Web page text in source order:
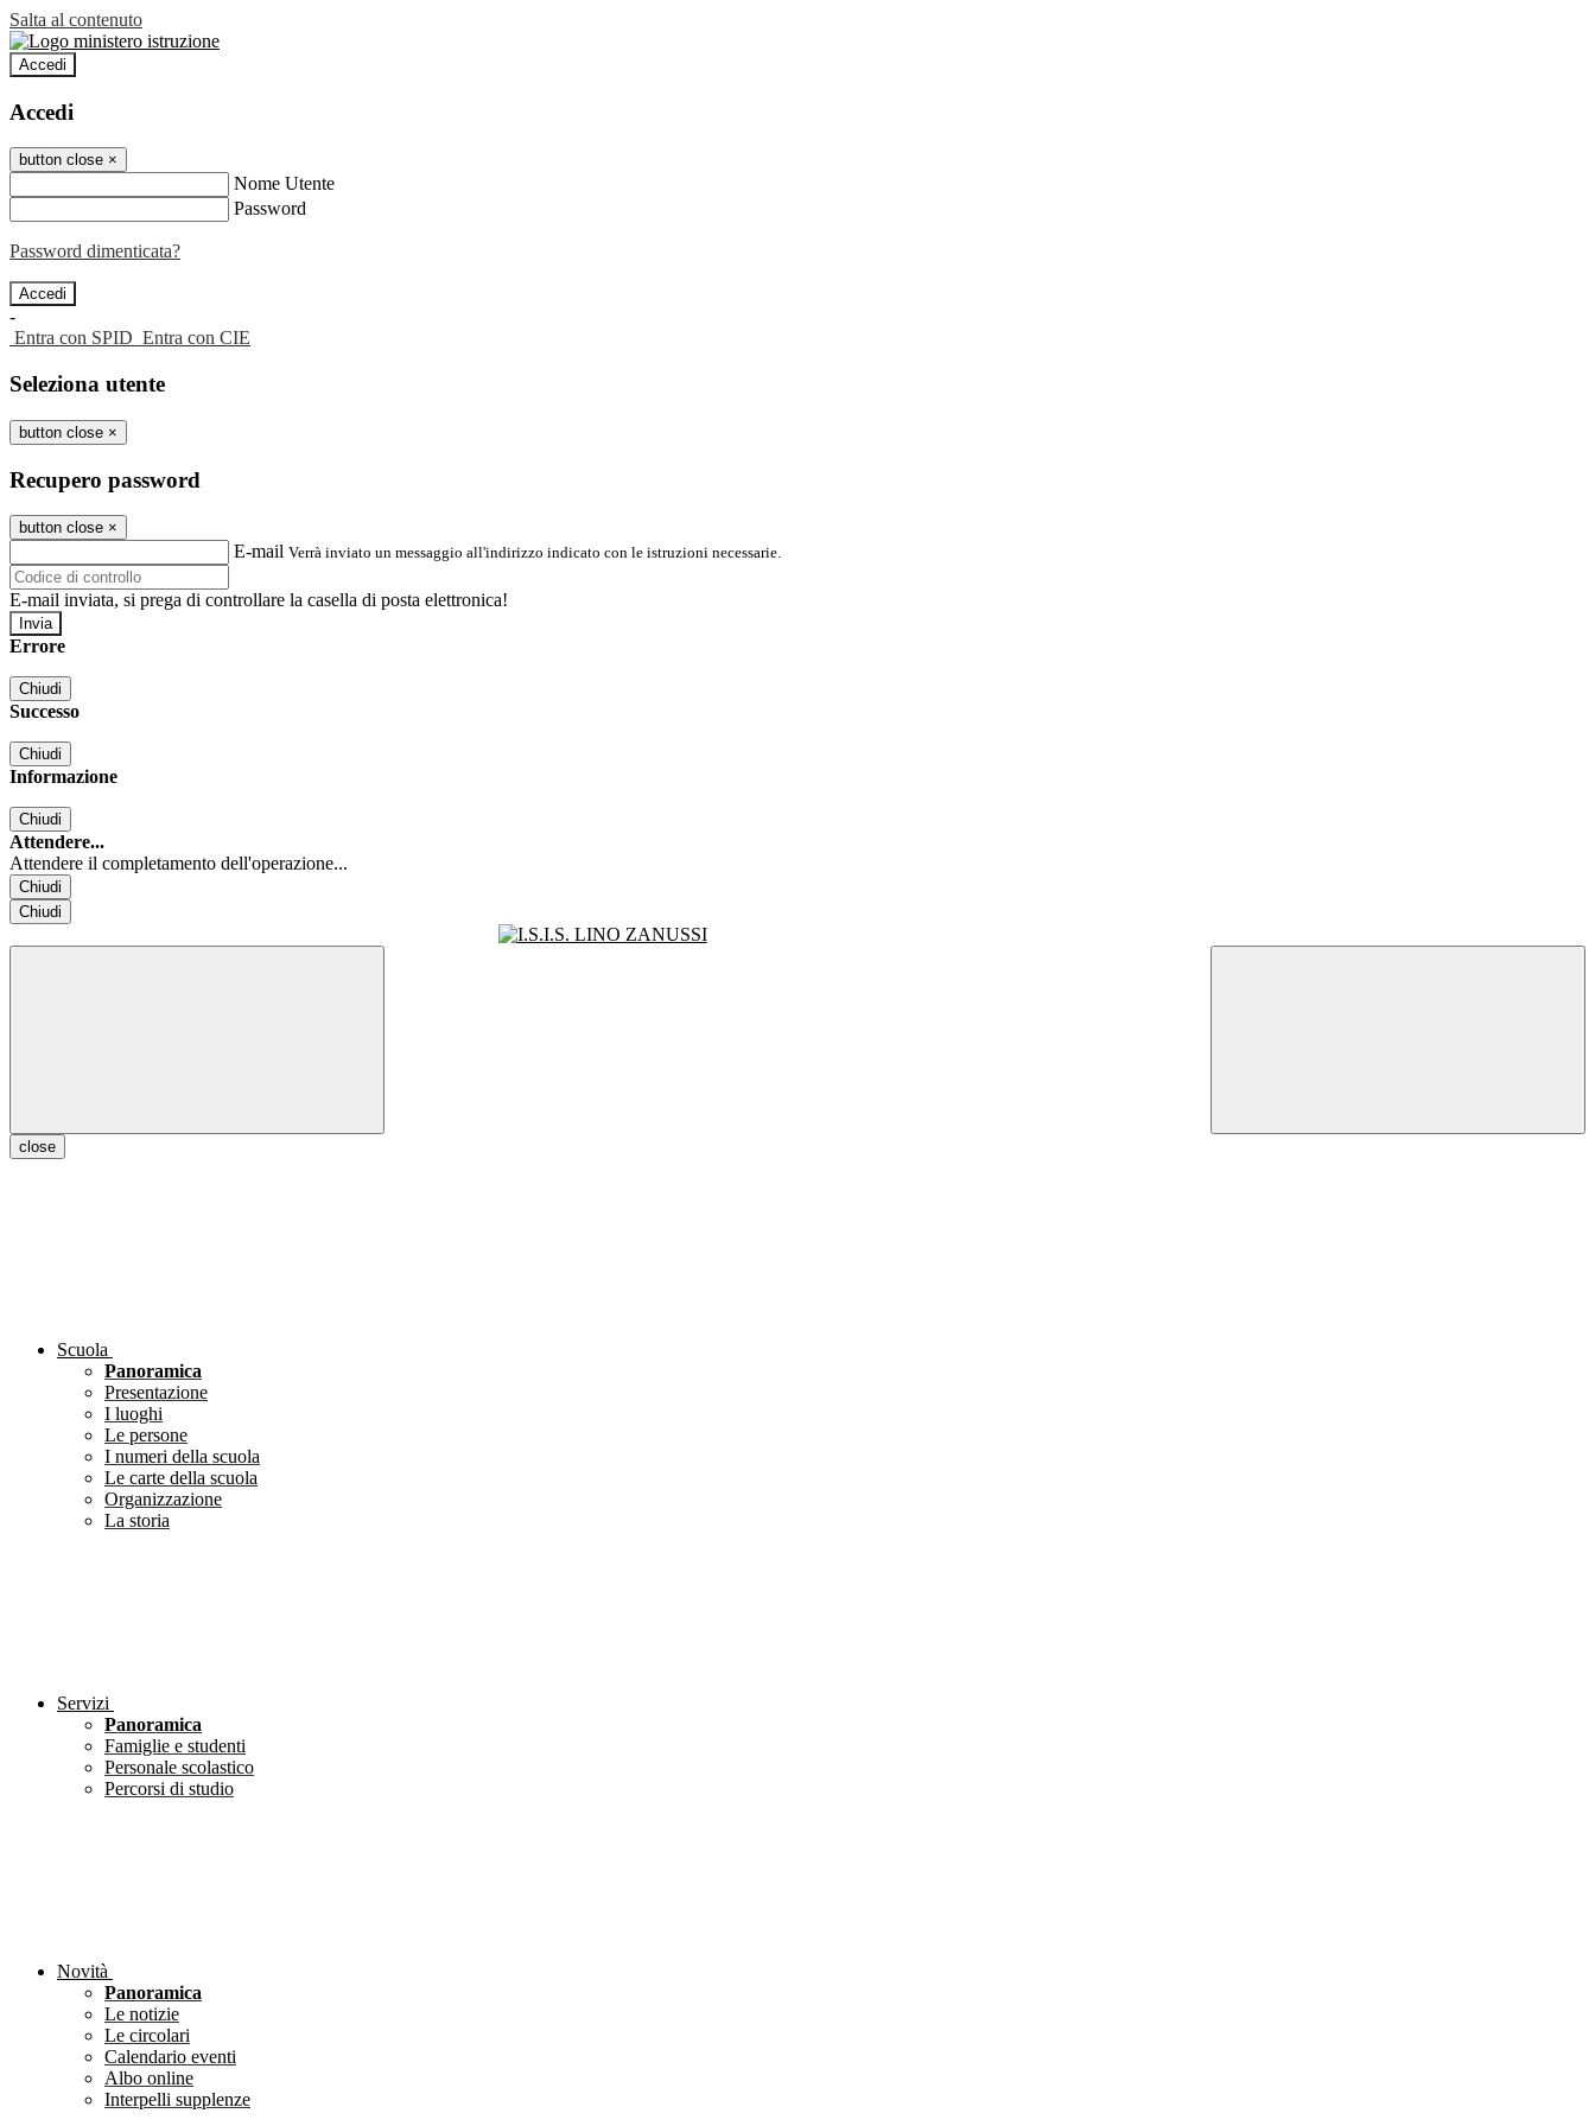
Salta al contenuto
Accedi
Accedi
button close ×
Nome Utente
Password
Password dimenticata?
-
Entra con SPID Entra con CIE
Seleziona utente
button close ×
Recupero password
button close ×
E-mail Verrà inviato un messaggio all'indirizzo indicato con le istruzioni necessarie.
E-mail inviata, si prega di controllare la casella di posta elettronica!
Errore
Chiudi
Successo
Chiudi
Informazione
Chiudi
Attendere...
Attendere il completamento dell'operazione...
Chiudi
Chiudi
close
Scuola
Panoramica
Presentazione
I luoghi
Le persone
I numeri della scuola
Le carte della scuola
Organizzazione
La storia
Servizi
Panoramica
Famiglie e studenti
Personale scolastico
Percorsi di studio
Novità
Panoramica
Le notizie
Le circolari
Calendario eventi
Albo online
Interpelli supplenze